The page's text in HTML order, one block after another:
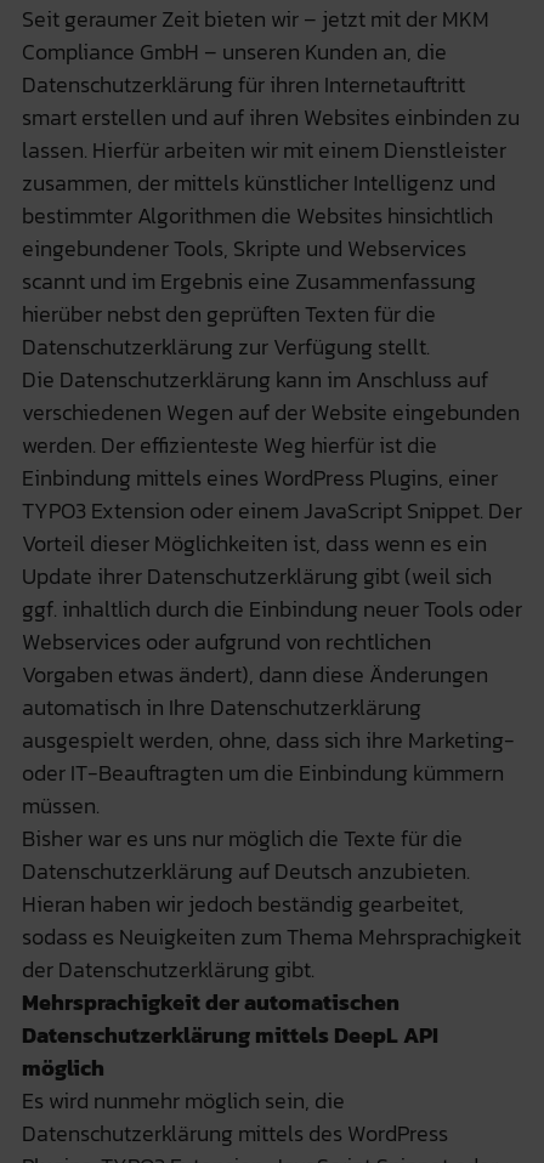
Seit geraumer Zeit bieten wir – jetzt mit der MKM
Compliance GmbH – unseren Kunden an, die
Datenschutzerklärung für ihren Internetauftritt
smart erstellen und auf ihren Websites einbinden zu
lassen. Hierfür arbeiten wir mit einem Dienstleister
zusammen, der mittels künstlicher Intelligenz und
bestimmter Algorithmen die Websites hinsichtlich
eingebundener Tools, Skripte und Webservices
scannt und im Ergebnis eine Zusammenfassung
hierüber nebst den geprüften Texten für die
Datenschutzerklärung zur Verfügung stellt.
Die Datenschutzerklärung kann im Anschluss auf
verschiedenen Wegen auf der Website eingebunden
werden. Der effizienteste Weg hierfür ist die
Einbindung mittels eines WordPress Plugins, einer
TYPO3 Extension oder einem JavaScript Snippet. Der
Vorteil dieser Möglichkeiten ist, dass wenn es ein
Update ihrer Datenschutzerklärung gibt (weil sich
ggf. inhaltlich durch die Einbindung neuer Tools oder
Webservices oder aufgrund von rechtlichen
Vorgaben etwas ändert), dann diese Änderungen
automatisch in Ihre Datenschutzerklärung
ausgespielt werden, ohne, dass sich ihre Marketing-
oder IT-Beauftragten um die Einbindung kümmern
müssen.
Bisher war es uns nur möglich die Texte für die
Datenschutzerklärung auf Deutsch anzubieten.
Hieran haben wir jedoch beständig gearbeitet,
sodass es Neuigkeiten zum Thema Mehrsprachigkeit
der Datenschutzerklärung gibt.
Mehrsprachigkeit der automatischen
Datenschutzerklärung mittels DeepL API
möglich
Es wird nunmehr möglich sein, die
Datenschutzerklärung mittels des WordPress